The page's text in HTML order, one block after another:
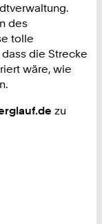
des
tolle
die Strecke
wäre, wie
zu